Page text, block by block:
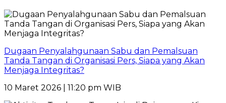
Dugaan Penyalahgunaan Sabu dan Pemalsuan
Tanda Tangan di Organisasi Pers, Siapa yang Akan
Menjaga Integritas?
10 Maret 2026 | 11:20 pm WIB